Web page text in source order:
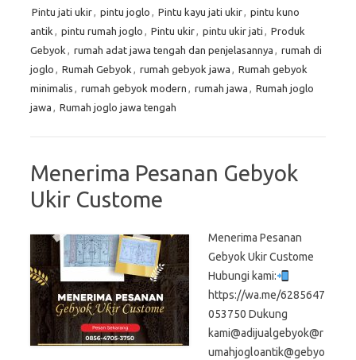
Pintu jati ukir, pintu joglo , Pintu kayu jati ukir, pintu kuno
antik , pintu rumah joglo , Pintu ukir, pintu ukir jati , Produk
Gebyok , rumah adat jawa tengah dan penjelasannya , rumah di
joglo , Rumah Gebyok , rumah gebyok jawa , Rumah gebyok
minimalis , rumah gebyok modern , rumah jawa , Rumah joglo
jawa , Rumah joglo jawa tengah
Menerima Pesanan Gebyok
Ukir Custome
Menerima Pesanan
Gebyok Ukir Custome
Hubungi kami:
https://wa.me/6285647
053750 Dukung
kami@adijualgebyok@r
umahjogloantik@gebyo